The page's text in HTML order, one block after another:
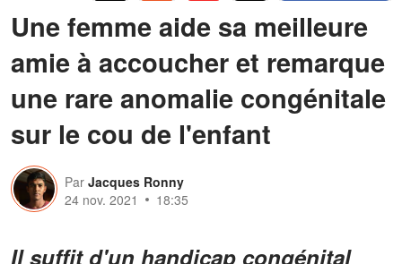
Une femme aide sa meilleure
amie à accoucher et remarque
une rare anomalie congénitale
sur le cou de l'enfant
Par Jacques Ronny
24 nov. 2021
18:35
Il suffit d'un handicap congénital